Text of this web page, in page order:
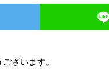
ざいます。